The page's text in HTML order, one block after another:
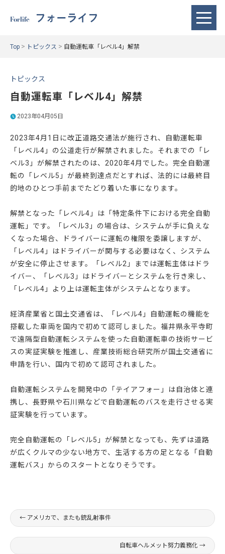
Forlife フォーライフ
Top > トピックス > 自動運転車「レベル4」解禁
トピックス
自動運転車「レベル4」解禁
2023年04月05日
2023年4月1日に改正道路交通法が施行され、自動運転車
「レベル4」の公道走行が解禁されました。それまでの「レ
ベル3」が解禁されたのは、2020年4月でした。完全自動運
転の「レベル5」が最終到達点だとすれば、法的には最終目
的地のひとつ手前までたどり着いた事になります。
解禁となった「レベル4」は「特定条件下における完全自動
運転」です。「レベル3」の場合は、システムが手に負えな
くなった場合、ドライバーに運転の権限を委譲しますが、
「レベル4」はドライバーが関与する必要はなく、システム
が安全に停止させます。「レベル2」までは運転主体はドラ
イバー、「レベル3」はドライバーとシステムを行き来し、
「レベル4」より上は運転主体がシステムとなります。
経済産業省と国土交通省は、「レベル4」自動運転の機能を
搭載した車両を国内で初めて認可しました。福井県永平寺町
で遠隔型自動運転システムを使った自動運転車の技術サービ
スの実証実験を推進し、産業技術総合研究所が国土交通省に
申請を行い、国内で初めて認可されました。
自動運転システムを開発中の「テイアフォー」は自治体と連
携し、長野県や石川県などで自動運転のバスを走行させる実
証実験を行っています。
完全自動運転の「レベル5」が解禁となっても、先ずは道路
が広くクルマの少ない地方で、生活する方の足となる「自動
運転バス」からのスタートとなりそうです。
← アメリカで、またも銃乱射事件
自転車ヘルメット努力義務化 →